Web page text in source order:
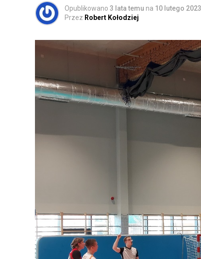
Opublikowano 3 lata temu na 10 lutego 2023
Przez Robert Kołodziej